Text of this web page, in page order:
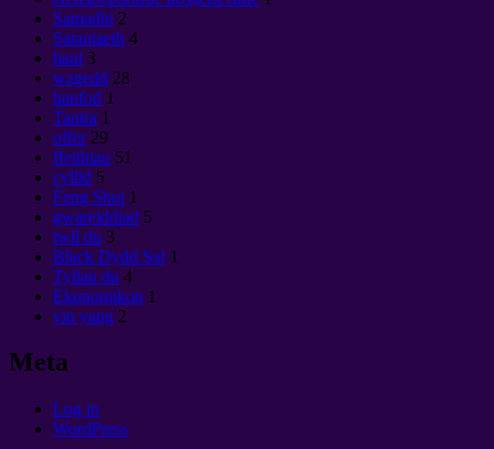
Samadhi 2
Sataniaeth 4
haul 3
wagedd 28
hanfod 1
Tantra 1
offer 29
ffeithiau 51
cyllid 5
Feng Shui 1
gwareiddiad 5
twll du 3
Black Dydd Sul 1
Tyllau du 4
Ekonomikon 1
yin yang 2
Meta
Log in
WordPress